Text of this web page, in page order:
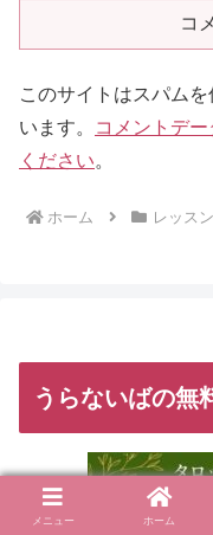
コ
このサイトはスパム
います。
コメントデ
ください。
ホーム レッス
うらないばの無
メニュー ホーム